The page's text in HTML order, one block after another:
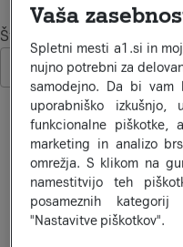
Št. izdelkov: 2
Filtriraj
Vaša
Spletni mesti a1.si in
nujno potrebni za
samodejno. Da bi
uporabniško
funkcionalne piškotke,
marketing in analizo
omrežja. S klikom na
namestitvijo teh
posameznih
"Nastavitve piškotkov".